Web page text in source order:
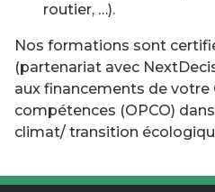
routier, …).
Nos formations sont
(partenariat avec
aux financements de votre
compétences (OPCO)
climat/ transition